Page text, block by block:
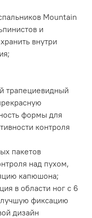
Mountain
и
внутри
трапециевидный
формы для
контроля
пакетов
над пухом,
капюшона;
в области ног с 6
фиксацию
дизайн